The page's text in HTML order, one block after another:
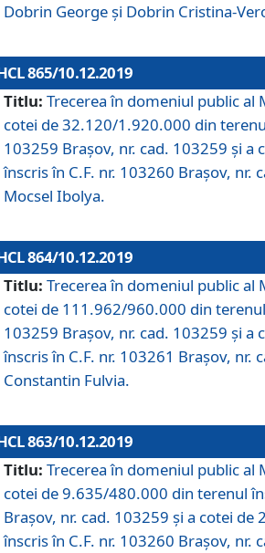
Dobrin George și Dobrin Cristina-
865/10.12.2019
Titlu: Trecerea în domeniul public al
cotei de 32.120/1.920.000 din
103259 Brașov, nr. cad. 103259 și a
înscris în C.F. nr. 103260 Brașov, nr.
Mocsel Ibolya.
864/10.12.2019
Titlu: Trecerea în domeniul public al
cotei de 111.962/960.000 din
103259 Brașov, nr. cad. 103259 și a
înscris în C.F. nr. 103261 Brașov, nr.
Constantin Fulvia.
863/10.12.2019
Titlu: Trecerea în domeniul public al
cotei de 9.635/480.000 din terenul
Brașov, nr. cad. 103259 și a cotei de
înscris în C.F. nr. 103260 Brașov, nr.